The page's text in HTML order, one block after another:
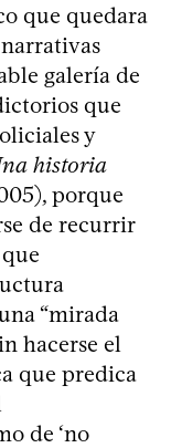
que quedara
galería de
que
y
historia
porque
de recurrir
“mirada
hacerse el
que predica
de ‘no